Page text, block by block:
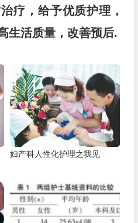
疗，给予优质护理，
生活质量，改善预后.
妇产科人性化护理之我见